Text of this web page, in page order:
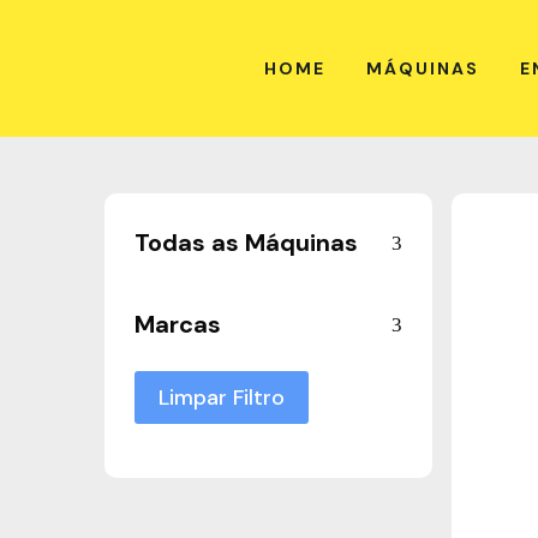
HOME MÁQUINAS
Todas as Máquinas
Marcas
Limpar Filtro